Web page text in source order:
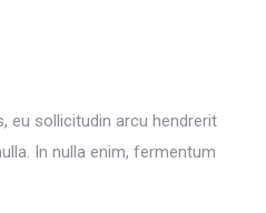
eu sollicitudin arcu hendrerit
In nulla enim, fermentum